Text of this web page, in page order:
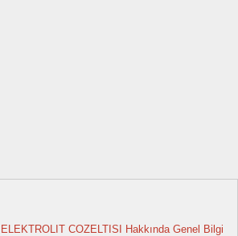
COZELTISI Hakkında Genel Bilgi